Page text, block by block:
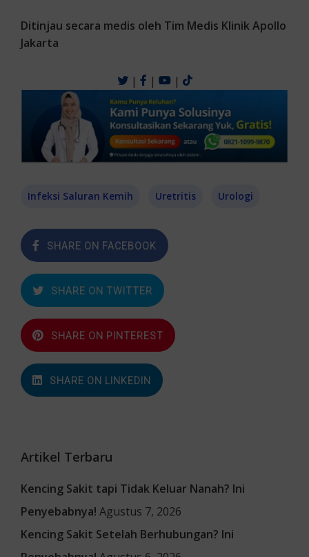
Ditinjau secara medis oleh Tim Medis Klinik Apollo
Jakarta
| | |
Infeksi Saluran Kemih Uretritis Urologi
SHARE ON FACEBOOK
SHARE ON TWITTER
SHARE ON PINTEREST
SHARE ON LINKEDIN
Artikel Terbaru
Kencing Sakit tapi Tidak Keluar Nanah? Ini
Penyebabnya! Agustus 7, 2026
Kencing Sakit Setelah Berhubungan? Ini